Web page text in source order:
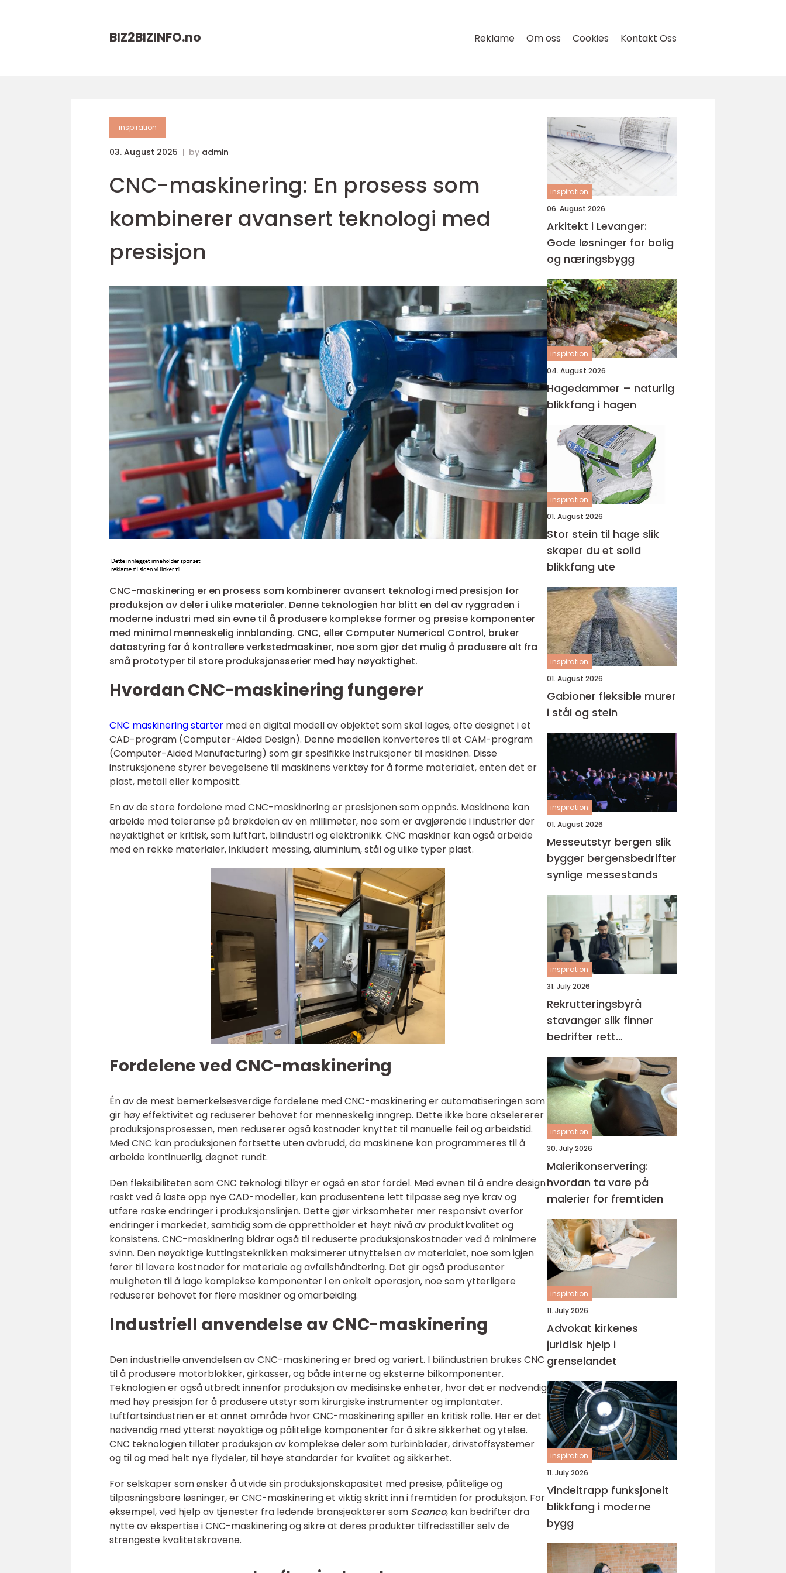
BIZ2BIZINFO.no Reklame Om oss Cookies Kontakt Oss
inspiration
03. August 2025 by admin
CNC-maskinering: En prosess som
kombinerer avansert teknologi med
presisjon
CNC-maskinering er en prosess som kombinerer avansert teknologi med presisjon for
produksjon av deler i ulike materialer. Denne teknologien har blitt en del av ryggraden i
moderne industri med sin evne til å produsere komplekse former og presise komponenter
med minimal menneskelig innblanding. CNC, eller Computer Numerical Control, bruker
datastyring for å kontrollere verkstedmaskiner, noe som gjør det mulig å produsere alt fra
små prototyper til store produksjonsserier med høy nøyaktighet.
Hvordan CNC-maskinering fungerer
CNC maskinering starter med en digital modell av objektet som skal lages, ofte designet i et
CAD-program (Computer-Aided Design). Denne modellen konverteres til et CAM-program
(Computer-Aided Manufacturing) som gir spesifikke instruksjoner til maskinen. Disse
instruksjonene styrer bevegelsene til maskinens verktøy for å forme materialet, enten det er
plast, metall eller kompositt.
En av de store fordelene med CNC-maskinering er presisjonen som oppnås. Maskinene kan
arbeide med toleranse på brøkdelen av en millimeter, noe som er avgjørende i industrier der
nøyaktighet er kritisk, som luftfart, bilindustri og elektronikk. CNC maskiner kan også arbeide
med en rekke materialer, inkludert messing, aluminium, stål og ulike typer plast.
Fordelene ved CNC-maskinering
Én av de mest bemerkelsesverdige fordelene med CNC-maskinering er automatiseringen som
gir høy effektivitet og reduserer behovet for menneskelig inngrep. Dette ikke bare akselererer
produksjonsprosessen, men reduserer også kostnader knyttet til manuelle feil og arbeidstid.
Med CNC kan produksjonen fortsette uten avbrudd, da maskinene kan programmeres til å
arbeide kontinuerlig, døgnet rundt.
Den fleksibiliteten som CNC teknologi tilbyr er også en stor fordel. Med evnen til å endre design
raskt ved å laste opp nye CAD-modeller, kan produsentene lett tilpasse seg nye krav og
utføre raske endringer i produksjonslinjen. Dette gjør virksomheter mer responsivt overfor
endringer i markedet, samtidig som de opprettholder et høyt nivå av produktkvalitet og
konsistens. CNC-maskinering bidrar også til reduserte produksjonskostnader ved å minimere
svinn. Den nøyaktige kuttingsteknikken maksimerer utnyttelsen av materialet, noe som igjen
fører til lavere kostnader for materiale og avfallshåndtering. Det gir også produsenter
muligheten til å lage komplekse komponenter i en enkelt operasjon, noe som ytterligere
reduserer behovet for flere maskiner og omarbeiding.
Industriell anvendelse av CNC-maskinering
Den industrielle anvendelsen av CNC-maskinering er bred og variert. I bilindustrien brukes CNC
til å produsere motorblokker, girkasser, og både interne og eksterne bilkomponenter.
Teknologien er også utbredt innenfor produksjon av medisinske enheter, hvor det er nødvendig
med høy presisjon for å produsere utstyr som kirurgiske instrumenter og implantater.
Luftfartsindustrien er et annet område hvor CNC-maskinering spiller en kritisk rolle. Her er det
nødvendig med ytterst nøyaktige og pålitelige komponenter for å sikre sikkerhet og ytelse.
CNC teknologien tillater produksjon av komplekse deler som turbinblader, drivstoffsystemer
og til og med helt nye flydeler, til høye standarder for kvalitet og sikkerhet.
For selskaper som ønsker å utvide sin produksjonskapasitet med presise, pålitelige og
tilpasningsbare løsninger, er CNC-maskinering et viktig skritt inn i fremtiden for produksjon. For
eksempel, ved hjelp av tjenester fra ledende bransjeaktører som Scanco, kan bedrifter dra
nytte av ekspertise i CNC-maskinering og sikre at deres produkter tilfredsstiller selv de
strengeste kvalitetskravene.
inspiration
06. August 2026
Arkitekt i Levanger:
Gode løsninger for bolig
og næringsbygg
inspiration
04. August 2026
Hagedammer – naturlig
blikkfang i hagen
inspiration
01. August 2026
Stor stein til hage slik
skaper du et solid
blikkfang ute
inspiration
01. August 2026
Gabioner fleksible murer
i stål og stein
inspiration
01. August 2026
Messeutstyr bergen slik
bygger bergensbedrifter
synlige messestands
inspiration
31. July 2026
Rekrutteringsbyrå
stavanger slik finner
bedrifter rett
kompetanse
inspiration
30. July 2026
Malerikonservering:
hvordan ta vare på
malerier for fremtiden
inspiration
11. July 2026
Advokat kirkenes
juridisk hjelp i
grenselandet
inspiration
11. July 2026
Vindeltrapp funksjonelt
blikkfang i moderne
bygg